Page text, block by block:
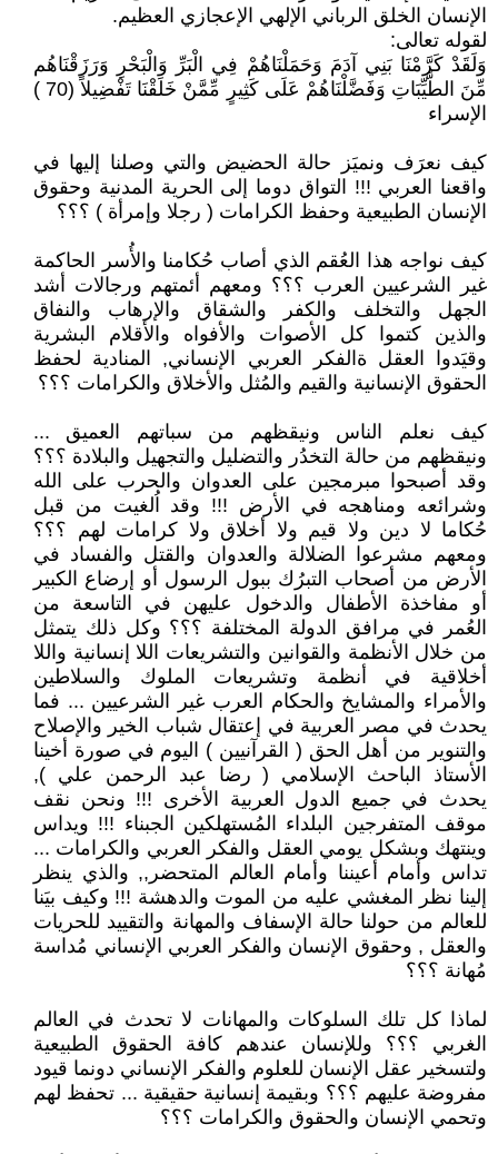
الإنسان الخلق الرباني الإلهي الإعجازي العظيم.
لقوله تعالى:
وَلَقَدْ كَرَّمْنَا بَنِي آدَمَ وَحَمَلْنَاهُمْ فِي الْبَرِّ وَالْبَحْرِ وَرَزَقْنَاهُم
مِّنَ الطَّيِّبَاتِ وَفَضَّلْنَاهُمْ عَلَى كَثِيرٍ مِّمَّنْ خَلَقْنَا تَفْضِيلاً (70 )
الإسراء
كيف نعرَف ونميَز حالة الحضيض والتي وصلنا إليها في
واقعنا العربي !!! التواق دوما إلى الحرية المدنية وحقوق
الإنسان الطبيعية وحفظ الكرامات ( رجلا وإمرأة ) ؟؟؟
كيف نواجه هذا العُقم الذي أصاب حُكامنا والأُسر الحاكمة
غير الشرعيين العرب ؟؟؟ ومعهم أئمتهم ورجالات أشد
الجهل والتخلف والكفر والشقاق والإرهاب والنفاق
والذين كتموا كل الأصوات والأفواه والأقلام البشرية
وقيَدوا العقل ةالفكر العربي الإنساني, المنادية لحفظ
الحقوق الإنسانية والقيم والمُثل والأخلاق والكرامات ؟؟؟
كيف نعلم الناس ونيقظهم من سباتهم العميق ...
ونيقظهم من حالة التخدُر والتضليل والتجهيل والبلادة ؟؟؟
وقد أصبحوا مبرمجين على العدوان والحرب على الله
وشرائعه ومناهجه في الأرض !!! وقد اُلغيت من قبل
حُكاما لا دين ولا قيم ولا أخلاق ولا كرامات لهم ؟؟؟
ومعهم مشرعوا الضلالة والعدوان والقتل والفساد في
الأرض من أصحاب التبرُك ببول الرسول أو إرضاع الكبير
أو مفاخذة الأطفال والدخول عليهن في التاسعة من
العُمر في مرافق الدولة المختلفة ؟؟؟ وكل ذلك يتمثل
من خلال الأنظمة والقوانين والتشريعات اللا إنسانية واللا
أخلاقية في أنظمة وتشريعات الملوك والسلاطين
والأمراء والمشايخ والحكام العرب غير الشرعيين ... فما
يحدث في مصر العربية في إعتقال شباب الخير والإصلاح
والتنوير من أهل الحق ( القرآنيين ) اليوم في صورة أخينا
الأستاذ الباحث الإسلامي ( رضا عبد الرحمن علي ),
يحدث في جميع الدول العربية الأخرى !!! ونحن نقف
موقف المتفرجين البلداء المُستهلكين الجبناء !!! ويداس
وينتهك وبشكل يومي العقل والفكر العربي والكرامات ...
تداس وأمام أعيننا وأمام العالم المتحضر,, والذي ينظر
إلينا نظر المغشي عليه من الموت والدهشة !!! وكيف بيَنا
للعالم من حولنا حالة الإسفاف والمهانة والتقييد للحريات
والعقل , وحقوق الإنسان والفكر العربي الإنساني مُداسة
مُهانة ؟؟؟
لماذا كل تلك السلوكات والمهانات لا تحدث في العالم
الغربي ؟؟؟ وللإنسان عندهم كافة الحقوق الطبيعية
ولتسخير عقل الإنسان للعلوم والفكر الإنساني دونما قيود
مفروضة عليهم ؟؟؟ وبقيمة إنسانية حقيقية ... تحفظ لهم
وتحمي الإنسان والحقوق والكرامات ؟؟؟